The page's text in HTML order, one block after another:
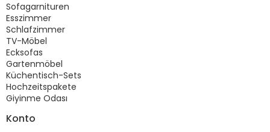
Sofagarnituren
Esszimmer
Schlafzimmer
TV-Möbel
Ecksofas
Gartenmöbel
Küchentisch-Sets
Hochzeitspakete
Giyinme Odası
Konto